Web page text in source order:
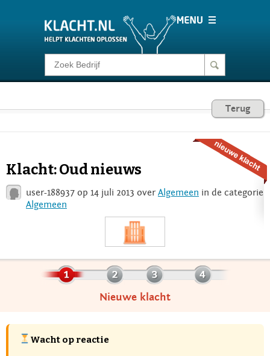
Klacht melden
Consumentenrecht Terug
Klacht: Oud nieuws
user-188937 op 14 juli 2013 overAlgemeen in de categorie
Algemeen
Nieuwe klacht
Wacht op reactie